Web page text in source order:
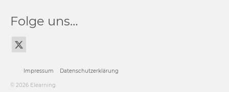
Folge uns…
Impressum Datenschutzerklärung
© 2026 Elearning